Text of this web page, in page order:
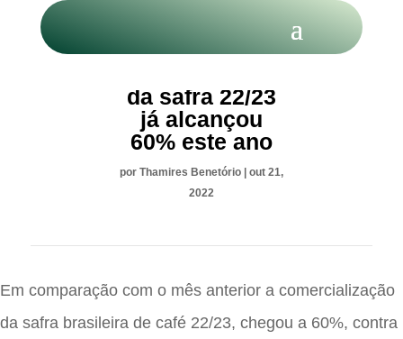
da safra 22/23
já alcançou
60% este ano
por Thamires Benetório | out 21,
2022
Em comparação com o mês anterior a comercialização
da safra brasileira de café 22/23, chegou a 60%, contra